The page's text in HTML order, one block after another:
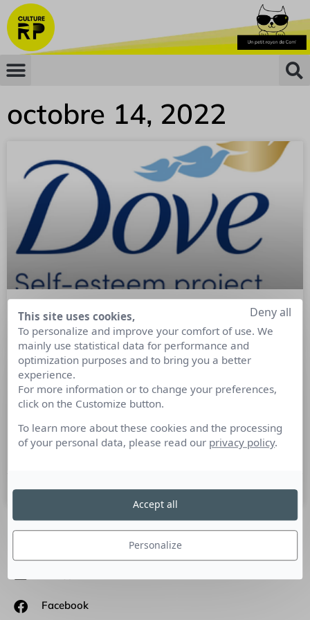
octobre 14, 2022
La publicité engagée de la semaine :
l’exemple de Dove
Parce que la publicité peut aussi être vertueuse, découvrez
la campagne engagée de la semaine : l’exemple de Dove et
son programme #DetoxYourFeed. Dans le cadre de son
apprendre comment aider leurs enfants à se désintoxiquer
de leur flux de réseaux sociaux.
14 octobre 2022
SUIVEZ-NOUS
Facebook
This site uses cookies,
To personalize and improve your comfort of use. We
mainly use statistical data for performance and
optimization purposes and to bring you a better
experience.
For more information or to change your preferences,
click on the Customize button.
To learn more about these cookies and the processing
of your personal data, please read our privacy policy.
Personalize
Deny all
Accept all